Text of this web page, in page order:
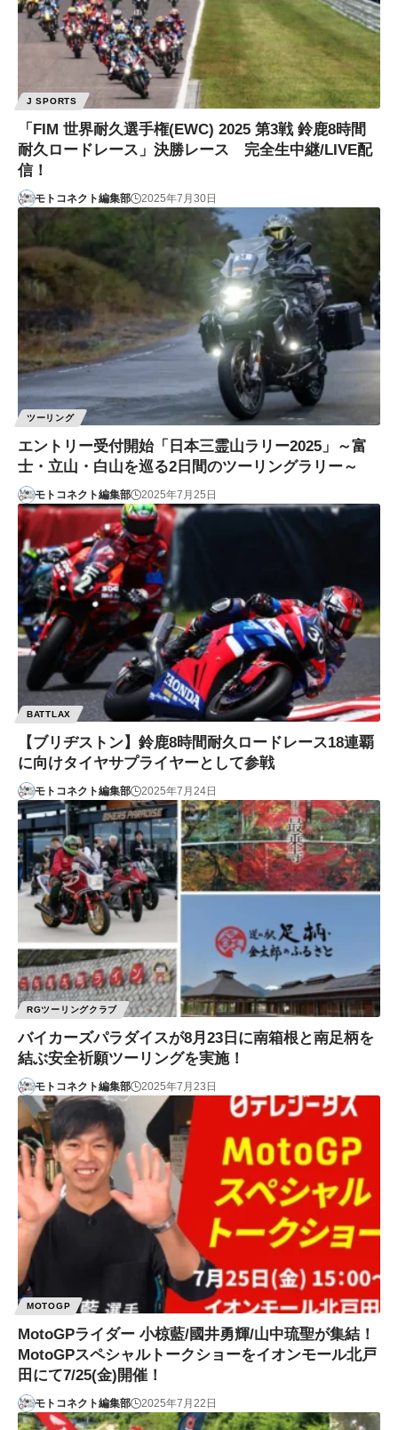
J SPORTS
「FIM 世界耐久選手権(EWC) 2025 第3戦 鈴鹿8時間
耐久ロードレース」決勝レース 完全生中継/LIVE配
信！
モトコネクト編集部 2025年7月30日
ツーリング
エントリー受付開始「日本三霊山ラリー2025」～富
士・立山・白山を巡る2日間のツーリングラリー～
モトコネクト編集部 2025年7月25日
BATTLAX
【ブリヂストン】鈴鹿8時間耐久ロードレース18連覇
に向けタイヤサプライヤーとして参戦
モトコネクト編集部 2025年7月24日
RGツーリングクラブ
バイカーズパラダイスが8月23日に南箱根と南足柄を
結ぶ安全祈願ツーリングを実施！
モトコネクト編集部 2025年7月23日
MOTOGP
MotoGPライダー 小椋藍/國井勇輝/山中琉聖が集結！
MotoGPスペシャルトークショーをイオンモール北戸
田にて7/25(金)開催！
モトコネクト編集部 2025年7月22日